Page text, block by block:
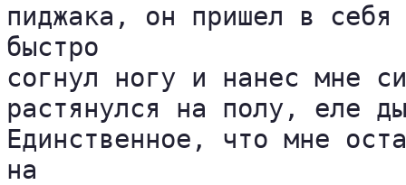
пиджака, он пришел в
быстро
согнул ногу и нанес мне
растянулся на полу, еле
Единственное, что мне
на